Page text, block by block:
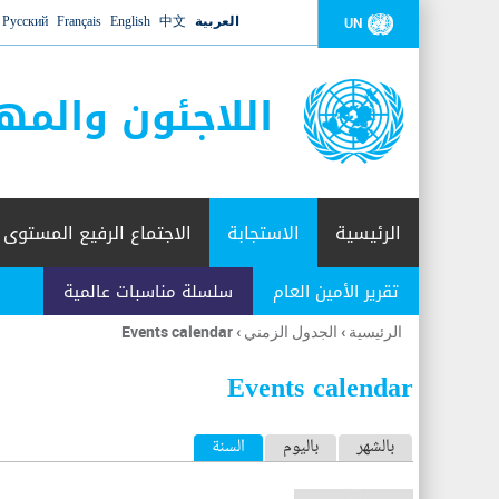
UN العربية 中文
English
Français
Русский
اللاجئون
الرئيسية الاستجابة
تقرير الأمين العام سلسلة مناسبات عالمية
الاجتماع الرفيع المستوى
أنت
هنا
الرئيسية › الجدول الزمني ›
Events calendar
Events calendar
ا
ل
بالشهر باليوم السنة (علامة التبويب النشطة)